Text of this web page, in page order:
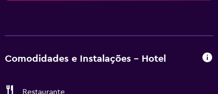
Comodidades e Instalações - Hotel
Restaurante